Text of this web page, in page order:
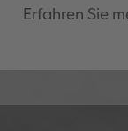
Erfahren Sie